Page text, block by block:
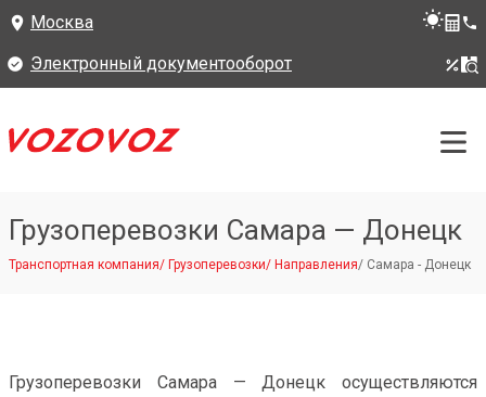
Москва
Электронный документооборот
Грузоперевозки Самара — Донецк
Транспортная компания/ Грузоперевозки/ Направления/ Самара - Донецк
Грузоперевозки Самара — Донецк осуществляются